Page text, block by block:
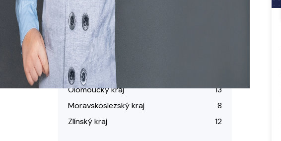
Liberecký kraj
Královéhradecký kraj
Pardubický kraj
Kraj Vysočina
Jihomoravský kraj
Olomoucký kraj
13
Moravskoslezský kraj
8
Zlínský kraj
12